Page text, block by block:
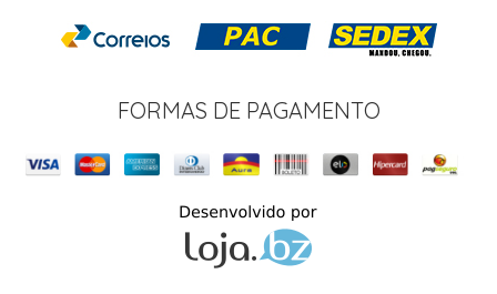
FORMAS DE PAGAMENTO